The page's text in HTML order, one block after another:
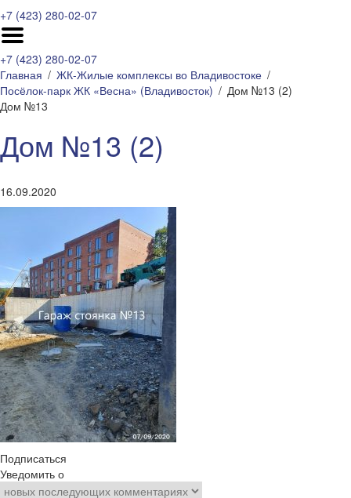
+7 (423) 280-02-07
+7 (423) 280-02-07
Главная
ЖК-Жилые комплексы во Владивостоке
Посёлок-парк ЖК «Весна» (Владивосток)
Дом №13 (2)
Дом №13
Дом №13 (2)
16.09.2020
Подписаться
Уведомить о